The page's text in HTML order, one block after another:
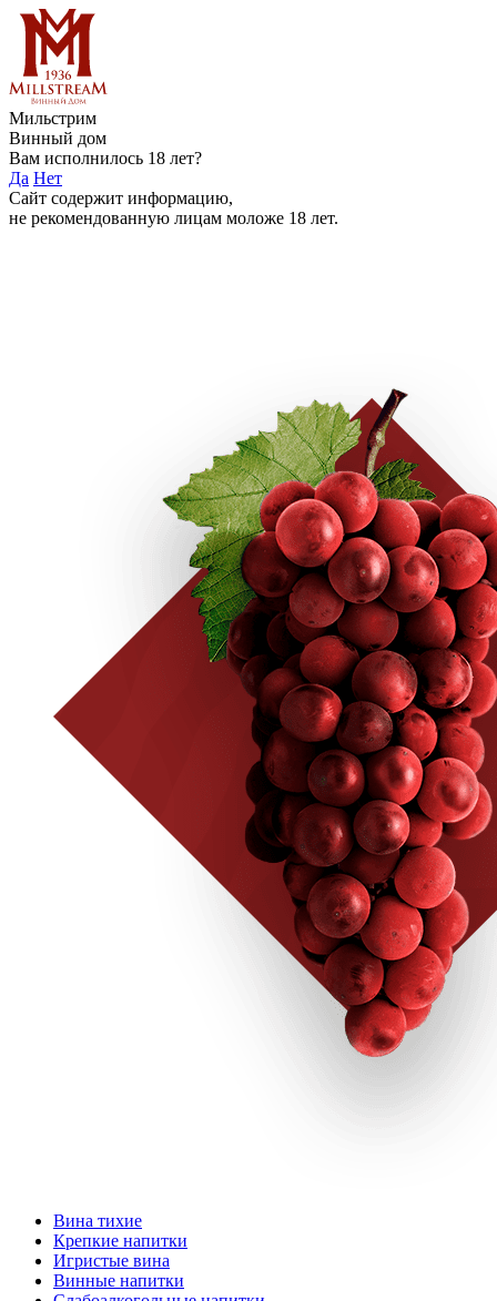
Мильстрим
Винный дом
Вам исполнилось 18 лет?
Да Нет
Сайт содержит информацию,
не рекомендованную лицам моложе 18 лет.
Вина тихие
Крепкие напитки
Игристые вина
Винные напитки